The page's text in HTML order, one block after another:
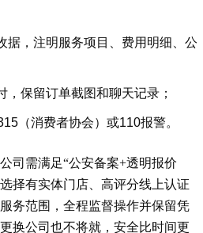
据，注明服务项目、费用明细、公
，保留订单截图和聊天记录；
（消费者协会）或110报警。
司需满足“公安备案+透明报价
择有实体门店、高评分线上认证
务范围，全程监督操作并保留凭
换公司也不将就，安全比时间更